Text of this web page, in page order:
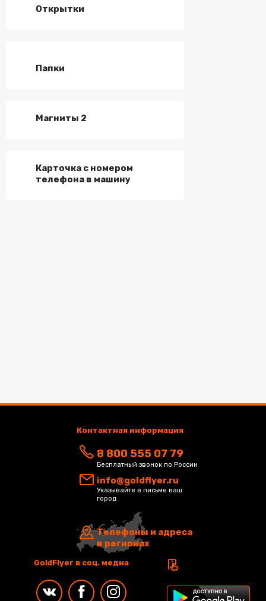
Открытки
Папки
Магниты 2
Карточка с номером
телефона в машину
Контактная информация
8 800 555 07 79
Бесплатный звонок по России
info@goldflyer.ru
Указывайте в письме ваш
город
Телефоны и адреса
в регионах
GoldFlyer в соц. медиа